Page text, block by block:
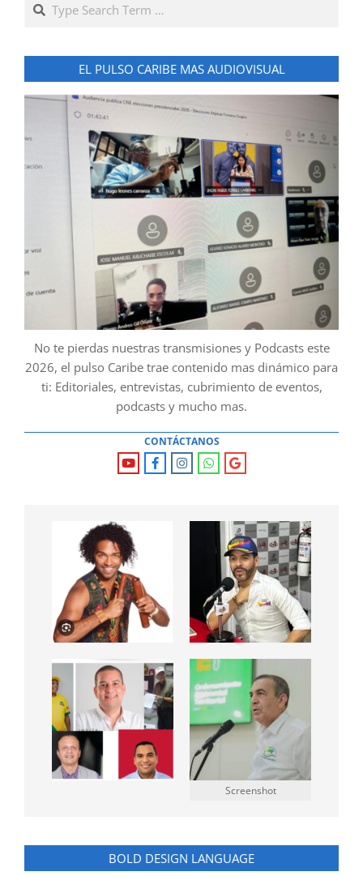
EL PULSO CARIBE MAS AUDIOVISUAL
No te pierdas nuestras transmisiones y Podcasts este
2026, el pulso Caribe trae contenido mas dinámico para
ti: Editoriales, entrevistas, cubrimiento de eventos,
podcasts y mucho mas.
CONTÁCTANOS
Screenshot
BOLD DESIGN LANGUAGE